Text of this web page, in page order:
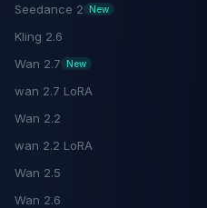
Seedance 2 New
Kling 2.6
Wan 2.7
New
wan 2.7 LoRA
Wan 2.2
wan 2.2 LoRA
Wan 2.5
Wan 2.6